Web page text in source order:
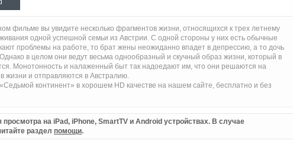
фильме вы увидите несколько фрагментов жизни, относящихся к трех летнему
одной успешной семьи из Австрии. С одной стороны у них есть обычные
проблемы на работе, то брат жены неожиданно впадет в депрессию, а то дочь
в целом они ведут весьма однообразный и скучный образ жизни, который в
Монотонность и налаженный быт так надоедают им, что они решаются на
жизни и отправляются в Австралию.
континент» в хорошем HD качестве на нашем сайте, бесплатно и без
на iPad, iPhone, SmartTV и Android устройствах. В случае
раздел помощи.